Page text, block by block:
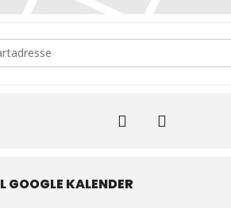
Franco Diablo – Coctails and Dreams []
GOOGLE KALENDER